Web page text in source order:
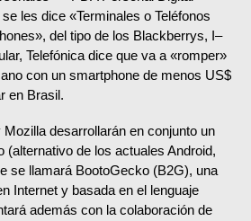
les dice «Terminales o Teléfonos
del tipo de los Blackberrys, I–
Telefónica dice que va a «romper»
con un smartphone de menos US$
en Brasil.
desarrollarán en conjunto un
(alternativo de los actuales Android,
se llamará BootoGecko (B2G), una
Internet y basada en el lenguaje
además con la colaboración de